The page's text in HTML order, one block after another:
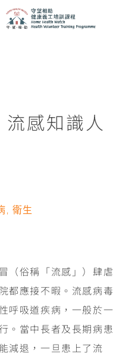
感知識人
, 衛生
（俗稱「流感」）肆虐
都應接不暇。流感病毒
呼吸道疾病，一般於一
。當中長者及長期病患
減退，一旦患上了流